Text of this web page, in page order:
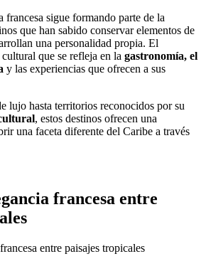
francesa sigue formando parte de la
que han sabido conservar elementos de
una personalidad propia. El
que se refleja en la gastronomía, el
y las experiencias que ofrecen a sus
lujo hasta territorios reconocidos por su
, estos destinos ofrecen una
una faceta diferente del Caribe a través
francesa entre